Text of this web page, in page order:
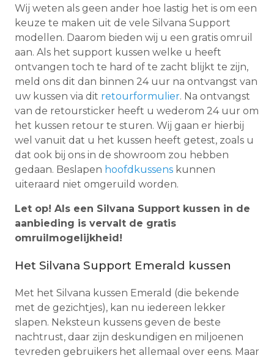
Wij weten als geen ander hoe lastig het is om een
keuze te maken uit de vele Silvana Support
modellen. Daarom bieden wij u een gratis omruil
aan. Als het support kussen welke u heeft
ontvangen toch te hard of te zacht blijkt te zijn,
meld ons dit dan binnen 24 uur na ontvangst van
uw kussen via dit retourformulier. Na ontvangst
van de retoursticker heeft u wederom 24 uur om
het kussen retour te sturen. Wij gaan er hierbij
wel vanuit dat u het kussen heeft getest, zoals u
dat ook bij ons in de showroom zou hebben
gedaan. Beslapen hoofdkussens kunnen
uiteraard niet omgeruild worden.
Let op! Als een Silvana Support kussen in de
aanbieding is vervalt de gratis
omruilmogelijkheid!
Het Silvana Support Emerald kussen
Met het Silvana kussen Emerald (die bekende
met de gezichtjes), kan nu iedereen lekker
slapen. Neksteun kussens geven de beste
nachtrust, daar zijn deskundigen en miljoenen
tevreden gebruikers het allemaal over eens. Maar